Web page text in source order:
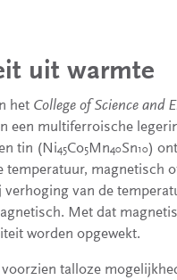
uit warmte
het College of Science and
een multiferroische
tin (Ni45Co5Mn40Sn10)
temperatuur, magnetisch
verhoging van de
Met dat
worden opgewekt.
talloze